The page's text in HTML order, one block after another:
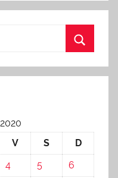
V S
D
4 5 6